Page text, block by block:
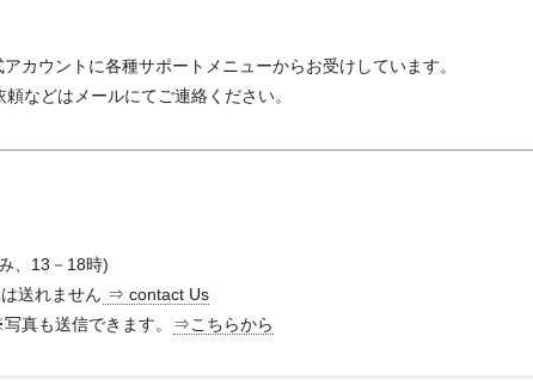
カウントに各種サポートメニューからお受けしています。
などはメールにてご連絡ください。
、13－18時)
送れません ⇒ contact Us
真も送信できます。
⇒こちらから